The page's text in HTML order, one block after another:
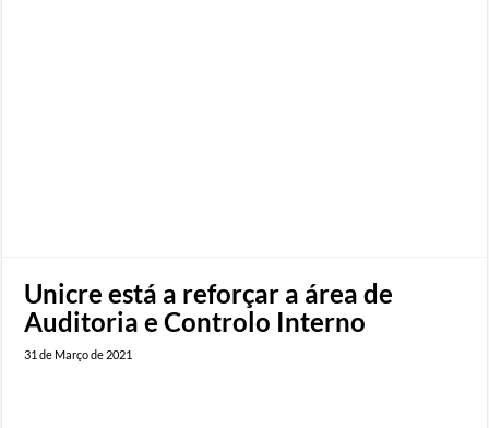
Unicre está a reforçar a área de
Auditoria e Controlo Interno
31 de Março de 2021